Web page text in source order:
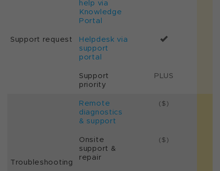
Support request
help via
Knowledge
Portal
Helpdesk via
support
portal
Support
priority
PLUS
Troubleshooting
Remote
diagnostics
& support
($)
Onsite
support &
repair
($)